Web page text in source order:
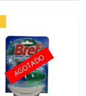
AGOTADO